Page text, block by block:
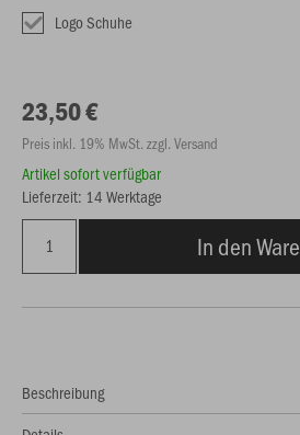
Logo Schuhe
23,50 €
Preis inkl. 19% MwSt. zzgl. Versand
Artikel sofort verfügbar
Lieferzeit: 14 Werktage
In den
Beschreibung